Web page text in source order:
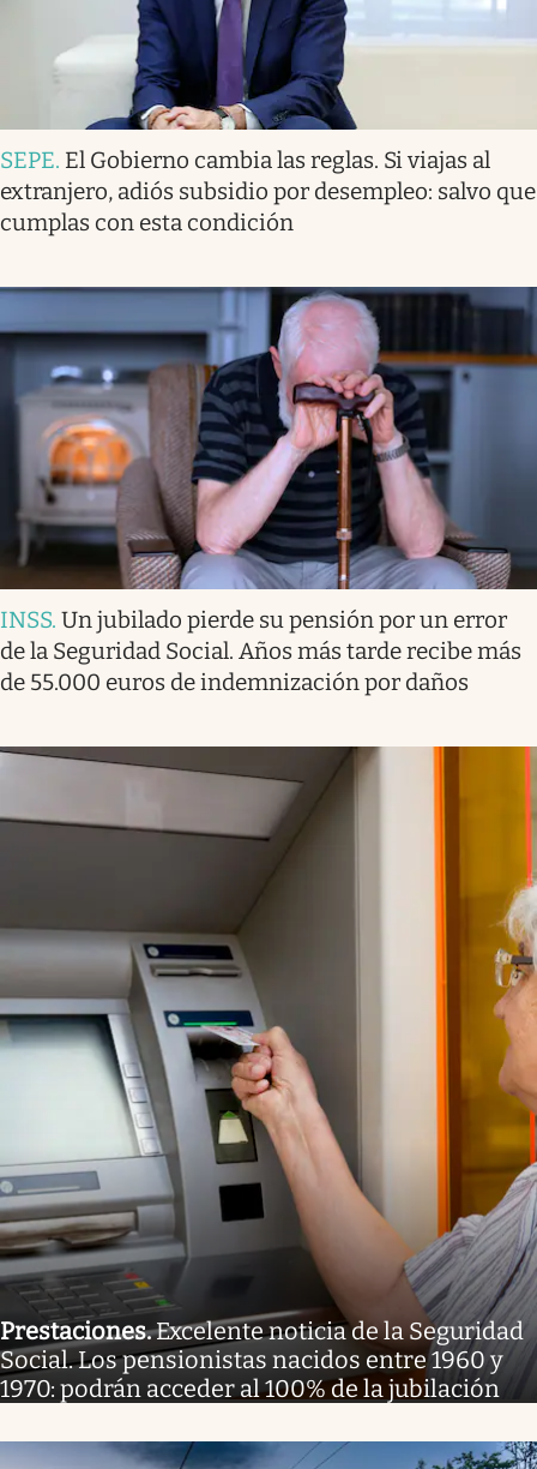
SEPE. El Gobierno cambia las reglas. Si viajas al
extranjero, adiós subsidio por desempleo: salvo que
cumplas con esta condición
INSS. Un jubilado pierde su pensión por un error
de la Seguridad Social. Años más tarde recibe más
de 55.000 euros de indemnización por daños
Prestaciones.Excelente noticia de la Seguridad
Social. Los pensionistas nacidos entre 1960 y
1970: podrán acceder al 100% de la jubilación